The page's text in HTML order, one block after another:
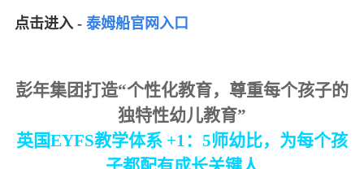
点击进入- 泰姆船官网入口
彭年集团打造“个性化教育，尊重每个孩子的
独特性幼儿教育”
英国EYFS教学体系 +1：5师幼比，为每个孩